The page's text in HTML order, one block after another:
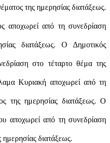
της ημερησίας διατάξεως.
αποχωρεί από τη συνεδρίαση
διατάξεως. Ο Δημοτικός
στο τέταρτο θέμα της
Κυριακή αποχωρεί από τη
της ημερησίας διατάξεως. Ο
αποχωρεί από τη συνεδρίαση
διατάξεως.